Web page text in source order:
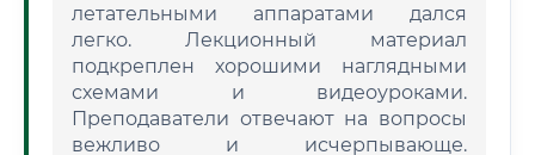
летательными аппаратами дался
легко. Лекционный материал
подкреплен хорошими наглядными
схемами и видеоуроками.
Преподаватели отвечают на вопросы
вежливо и исчерпывающе.